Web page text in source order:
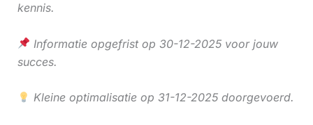
kennis.
Informatie opgefrist op 30-12-2025 voor jouw
succes.
Kleine optimalisatie op 31-12-2025 doorgevoerd.